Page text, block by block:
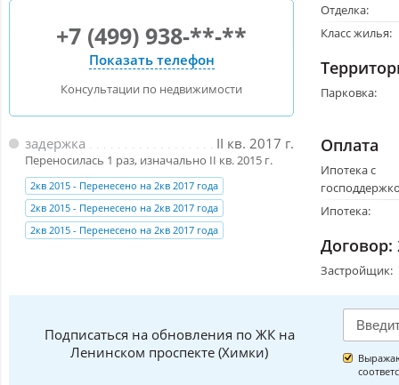
+7 (499) 938-**-**
Показать телефон
Консультации по недвижимости
II кв. 2017 г.
задержка
Переносилась 1 раз, изначально II кв. 2015 г.
2кв 2015 - Перенесено на 2кв 2017 года
2кв 2015 - Перенесено на 2кв 2017 года
2кв 2015 - Перенесено на 2кв 2017 года
Отделка:
Класс жилья:
Парковка:
Оплата
Ипотека с
Ипотека:
Договор:
Застройщик:
Подписаться на обновления по ЖК на
Ленинском проспекте (Химки)